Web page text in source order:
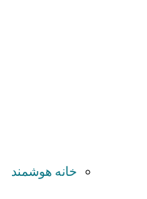
خانه هوشمند